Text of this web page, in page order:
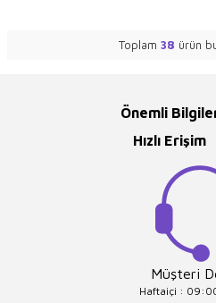
Toplam 38 ürün
Önemli
Hızlı Erişim
Müşteri
Haftaiçi :